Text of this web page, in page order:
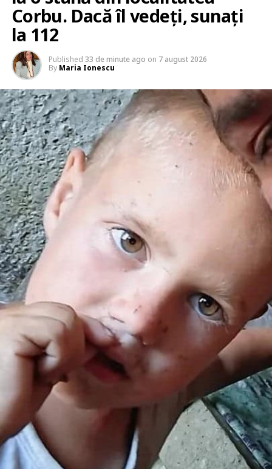
Corbu. Dacă îl vedeți, sunați
la 112
Published 33 de minute ago on 7 august 2026
By Maria Ionescu